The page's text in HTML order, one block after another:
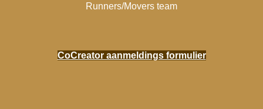
Runners/Movers team
CoCreator aanmeldings formulier